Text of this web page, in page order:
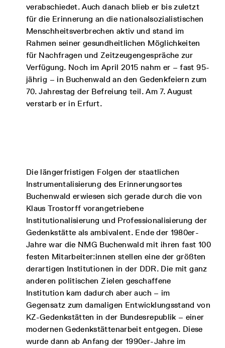
verabschiedet. Auch danach blieb er bis zuletzt
für die Erinnerung an die nationalsozialistischen
Menschheitsverbrechen aktiv und stand im
Rahmen seiner gesundheitlichen Möglichkeiten
für Nachfragen und Zeitzeugengespräche zur
Verfügung. Noch im April 2015 nahm er – fast 95-
jährig – in Buchenwald an den Gedenkfeiern zum
70. Jahrestag der Befreiung teil. Am 7. August
verstarb er in Erfurt.
Die längerfristigen Folgen der staatlichen
Instrumentalisierung des Erinnerungsortes
Buchenwald erwiesen sich gerade durch die von
Klaus Trostorff vorangetriebene
Institutionalisierung und Professionalisierung der
Gedenkstätte als ambivalent. Ende der 1980er-
Jahre war die NMG Buchenwald mit ihren fast 100
festen Mitarbeiter:innen stellen eine der größten
derartigen Institutionen in der DDR. Die mit ganz
anderen politischen Zielen geschaffene
Institution kam dadurch aber auch – im
Gegensatz zum damaligen Entwicklungsstand von
KZ-Gedenkstätten in der Bundesrepublik – einer
modernen Gedenkstättenarbeit entgegen. Diese
wurde dann ab Anfang der 1990er-Jahre im